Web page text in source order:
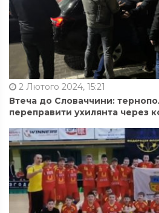
2 Лютого 2024, 15:21
Втеча до Словаччини:
переправити ухилянта через